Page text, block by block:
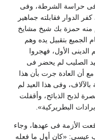
حراسة الشرطة، وفى
فقابلته جماهير
حمزة بك شيخ مشايخ
بتقبيل يده وهم
الأول، فهجروا
لم يحضر فى
العادة جرت بأن هذا
وفى هذا العيد لم
لذبح الذبائح، وأقفلت
البطريركية».
فى عهدها، وجاء
«كان أول ما فعله